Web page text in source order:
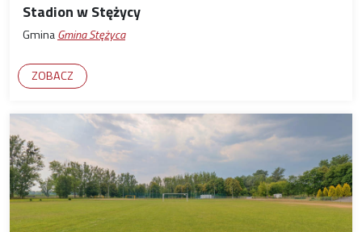
Stadion w Stężycy
GminaGmina Stężyca
ZOBACZ